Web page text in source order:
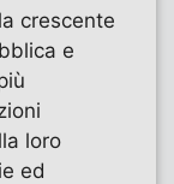
crescente
e
loro
ed